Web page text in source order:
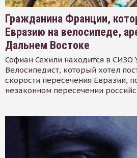
Гражданина Франции,
Евразию на велосипеде,
Дальнем Востоке
Софиан Сехили находится в СИЗО
Велосипедист, который хотел
скорости пересечения Евразии,
незаконном пересечении